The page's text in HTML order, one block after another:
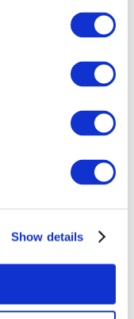
Show details
Événements